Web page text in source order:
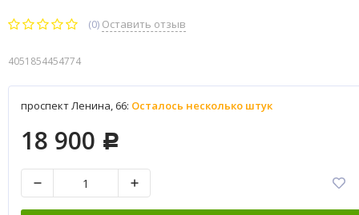
(0) Оставить отзыв
4051854454774
проспект Ленина, 66: Осталось несколько штук
18 900 Р